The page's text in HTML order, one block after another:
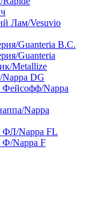
Лам/Vesuvio
Guanteria B.C.
Guanteria
Metallize
DG
Фейсофф/Nappa
Nappa
ФЛ/Nappa FL
Ф/Nappa F